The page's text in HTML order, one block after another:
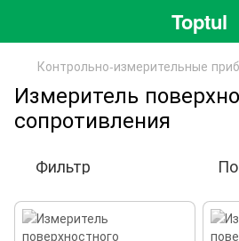
Toptul
Контрольно-измерительные
Измеритель
сопротивления
Фильтр